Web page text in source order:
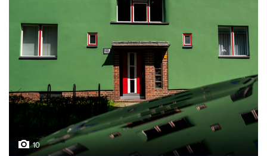
10